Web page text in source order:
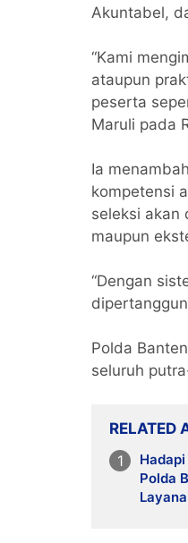
Akuntabel,
“Kami
ataupun
peserta
Maruli pada
Ia
kompetensi
seleksi akan
maupun
“Dengan
Polda
seluruh
RELATED
Polda